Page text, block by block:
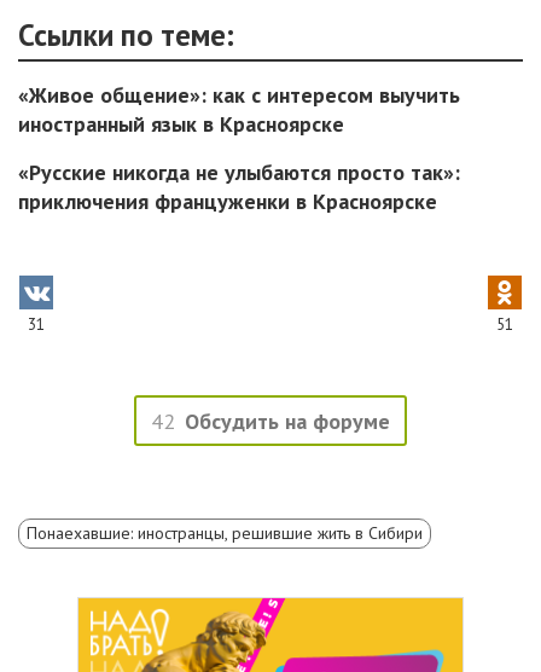
Ссылки по теме:
«Живое общение»: как с интересом выучить
иностранный язык в Красноярске
«Русские никогда не улыбаются просто так»:
приключения француженки в Красноярске
31 51
42 Обсудить на форуме
Понаехавшие: иностранцы, решившие жить в Сибири